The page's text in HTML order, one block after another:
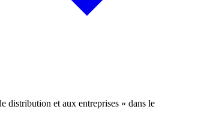
distribution et aux entreprises » dans le